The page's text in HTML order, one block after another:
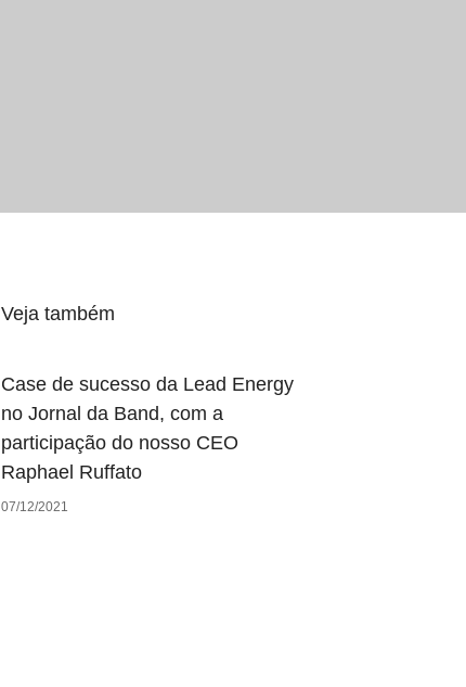
Veja também
Case de sucesso da Lead Energy
no Jornal da Band, com a
participação do nosso CEO
Raphael Ruffato
07/12/2021